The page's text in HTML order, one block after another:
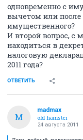
одновременно с
вычетом или
имущественного?
И второй вопрос, с
находиться в
налоговую
2011 года?
ОТВЕТИТЬ
M
madmax
old hamster
24 августа 2011